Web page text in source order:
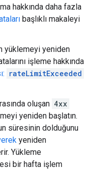
hakkında daha fazla
başlıklı makaleyi
yüklemeyi yeniden
işleme hakkında
rateLimitExceeded
oluşan 4xx
yeniden başlatın.
süresinin dolduğunu
yeniden
Yükleme
bir hafta işlem